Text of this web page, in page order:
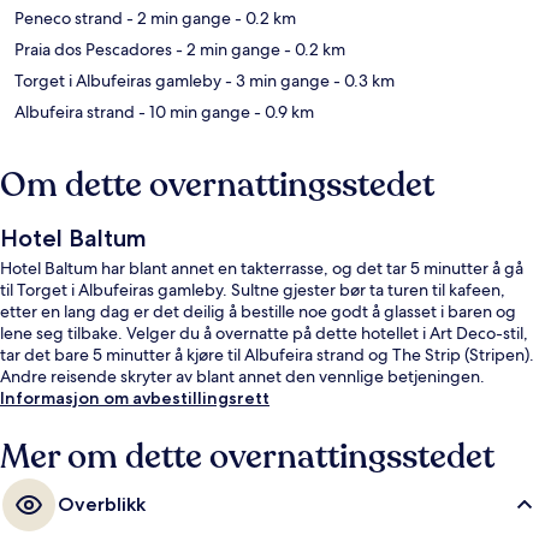
Peneco strand - 2 min gange- 0.2 km
Praia dos Pescadores- 2 min gange- 0.2 km
Torget i Albufeiras gamleby- 3 min gange- 0.3 km
Albufeira strand - 10 min gange- 0.9 km
Om dette overnattingsstedet
Hotel Baltum
Hotel Baltum har blant annet en takterrasse, og det tar 5 minutter å gå
til Torget i Albufeiras gamleby. Sultne gjester bør ta turen til kafeen,
etter en lang dag er det deilig å bestille noe godt å glasset i baren og
lene seg tilbake. Velger du å overnatte på dette hotellet i Art Deco-stil,
tar det bare 5 minutter å kjøre til Albufeira strand og The Strip (Stripen).
Andre reisende skryter av blant annet den vennlige betjeningen.
Informasjon om avbestillingsrett
Mer om dette overnattingsstedet
Overblikk